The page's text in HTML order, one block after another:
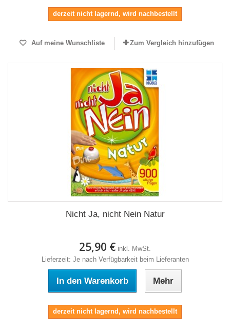
derzeit nicht lagernd, wird nachbestellt
Auf meine Wunschliste Zum Vergleich hinzufügen
Nicht Ja, nicht Nein Natur
25,90 € inkl. MwSt.
Lieferzeit: Je nach Verfügbarkeit beim Lieferanten
In den Warenkorb Mehr
derzeit nicht lagernd, wird nachbestellt